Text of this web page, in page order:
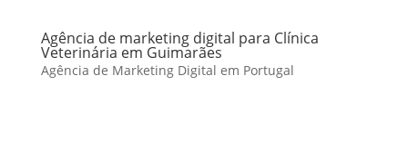
Agência de marketing digital para Clínica
Veterinária em Guimarães
Agência de Marketing Digital em Portugal